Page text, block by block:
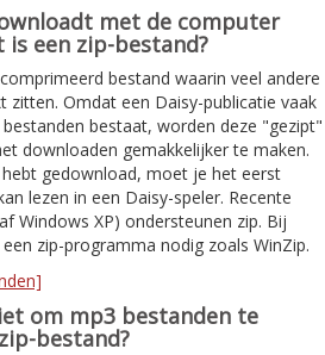
met de computer
een zip-bestand?
bestand waarin veel andere
zitten. Omdat een Daisy-publicatie vaak
bestaat, worden deze "gezipt"
downloaden gemakkelijker te maken.
gedownload, moet je het eerst
lezen in een Daisy-speler. Recente
Windows XP) ondersteunen zip. Bij
zip-programma nodig zoals WinZip.
om mp3 bestanden te
bestand?